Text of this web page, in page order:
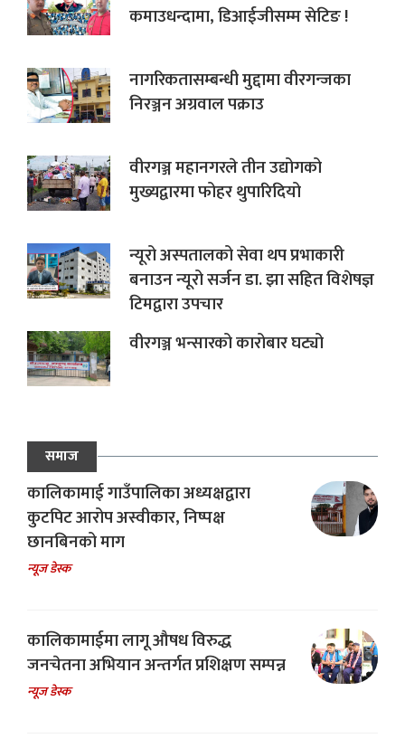
कमाउधन्दामा, डिआईजीसम्म सेटिङ !
नागरिकतासम्बन्धी मुद्दामा वीरगन्जका
निरञ्जन अग्रवाल पक्राउ
वीरगञ्ज महानगरले तीन उद्योगको
मुख्यद्वारमा फोहर थुपारिदियो
न्यूरो अस्पतालको सेवा थप प्रभाकारी
बनाउन न्यूरो सर्जन डा. झा सहित विशेषज्ञ
टिमद्वारा उपचार
वीरगञ्ज भन्सारको कारोबार घट्यो
समाज
कालिकामाई गाउँपालिका अध्यक्षद्वारा
कुटपिट आरोप अस्वीकार, निष्पक्ष
छानबिनको माग
न्यूज डेस्क
कालिकामाईमा लागू औषध विरुद्ध
जनचेतना अभियान अन्तर्गत प्रशिक्षण सम्पन्न
न्यूज डेस्क